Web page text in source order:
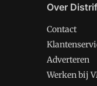
Over
Contact
Adverteren
Werken bij